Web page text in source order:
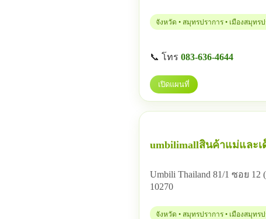
จังหวัด • สมุทรปราการ • เมืองสมุทร
📞 โทร 083-636-4644
เปิดแผนที่
umbilimallสินค้าแม่และเ
Umbili Thailand 81/1 ซอย
10270
จังหวัด • สมุทรปราการ • เมืองสมุทร